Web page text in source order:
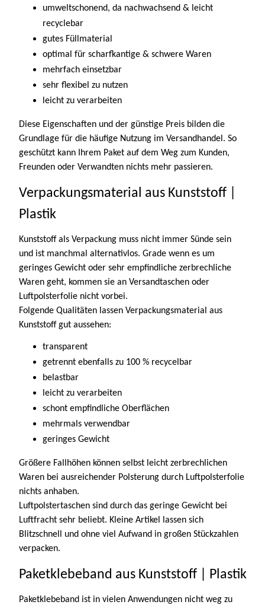
umweltschonend, da nachwachsend & leicht
recyclebar
gutes Füllmaterial
optimal für scharfkantige & schwere Waren
mehrfach einsetzbar
sehr flexibel zu nutzen
leicht zu verarbeiten
Diese Eigenschaften und der günstige Preis bilden die
Grundlage für die häufige Nutzung im Versandhandel. So
geschützt kann Ihrem Paket auf dem Weg zum Kunden,
Freunden oder Verwandten nichts mehr passieren.
Verpackungsmaterial aus Kunststoff |
Plastik
Kunststoff als Verpackung muss nicht immer Sünde sein
und ist manchmal alternativlos. Grade wenn es um
geringes Gewicht oder sehr empfindliche zerbrechliche
Waren geht, kommen sie an Versandtaschen oder
Luftpolsterfolie nicht vorbei.
Folgende Qualitäten lassen Verpackungsmaterial aus
Kunststoff gut aussehen:
transparent
getrennt ebenfalls zu 100 % recycelbar
belastbar
leicht zu verarbeiten
schont empfindliche Oberflächen
mehrmals verwendbar
geringes Gewicht
Größere Fallhöhen können selbst leicht zerbrechlichen
Waren bei ausreichender Polsterung durch Luftpolsterfolie
nichts anhaben.
Luftpolstertaschen sind durch das geringe Gewicht bei
Luftfracht sehr beliebt. Kleine Artikel lassen sich
Blitzschnell und ohne viel Aufwand in großen Stückzahlen
verpacken.
Paketklebeband aus Kunststoff | Plastik
Paketklebeband ist in vielen Anwendungen nicht weg zu